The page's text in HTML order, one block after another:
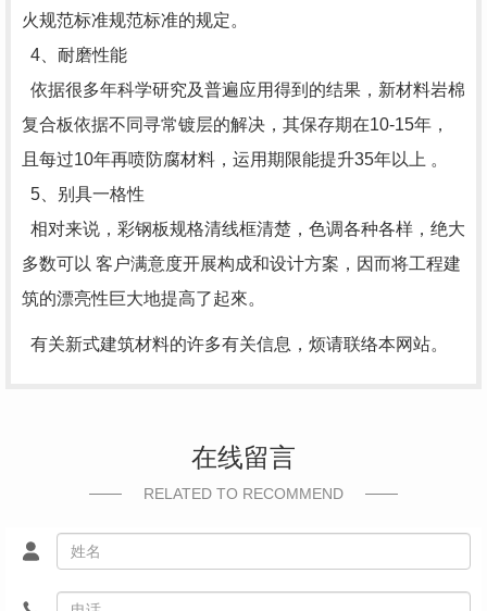
火规范标准规范标准的规定。
4、耐磨性能
依据很多年科学研究及普遍应用得到的结果，新材料岩棉
复合板依据不同寻常镀层的解决，其保存期在10-15年，
且每过10年再喷防腐材料，运用期限能提升35年以上 。
5、别具一格性
相对来说，彩钢板规格清线框清楚，色调各种各样，绝大
多数可以 客户满意度开展构成和设计方案，因而将工程建
筑的漂亮性巨大地提高了起來。
有关新式建筑材料的许多有关信息，烦请联络本网站。
在线留言
RELATED TO RECOMMEND